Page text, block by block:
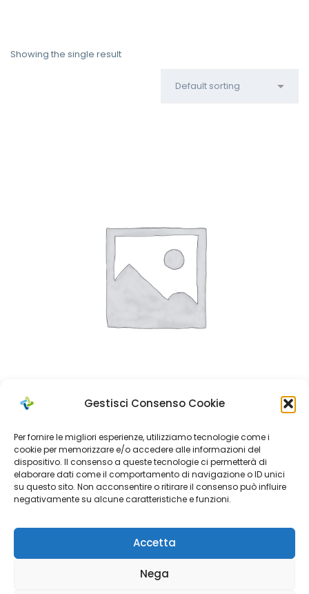
Gestisci Consenso Cookie
Per fornire le migliori esperienze, utilizziamo tecnologie come i
cookie per memorizzare e/o accedere alle informazioni del
dispositivo. Il consenso a queste tecnologie ci permetterà di
elaborare dati come il comportamento di navigazione o ID unici
su questo sito. Non acconsentire o ritirare il consenso può influire
negativamente su alcune caratteristiche e funzioni.
Accetta
Nega
Showing the single result
Face Masks